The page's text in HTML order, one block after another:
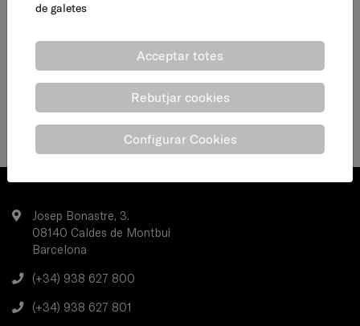
Josep Bonastre, 3.
08140 Caldes de Montbui
Barcelona
(+34) 938 627 800
(+34) 938 627 801
de galetes
Acceptar totes
Rebutjar cookies
Configurar Cookies